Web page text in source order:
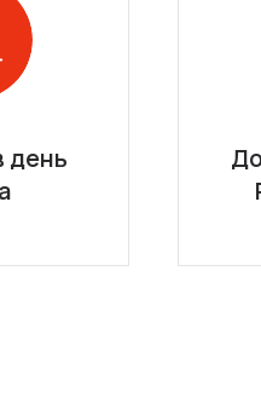
день